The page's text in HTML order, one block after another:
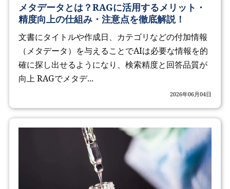
メタデータとは？RAGに活用するメリット・
精度向上の仕組み・注意点を徹底解説！
文書にタイトルや作成日、カテゴリなどの付加情報
（メタデータ）を与えることでAIは必要な情報を的
確に探し出せるようになり、検索精度と回答品質が
向上 RAGでメタデ...
2026年06月04日